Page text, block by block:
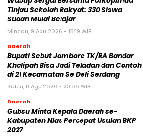
Tinjau Sekolah Rakyat: 330 Siswa
Sudah Mulai Belajar
Minggu, 9 Agu 2026 - 15:19 WIB
Daerah
Bupati Sebut Jambore TK/RA Bandar
Khalipah Bisa Jadi Teladan dan Contoh
di 21 Kecamatan Se Deli Serdang
Sabtu, 8 Agu 2026 - 23:06 WIB
Daerah
Gubsu Minta Kepala Daerah se-
Kabupaten Nias Percepat Usulan BKP
2027